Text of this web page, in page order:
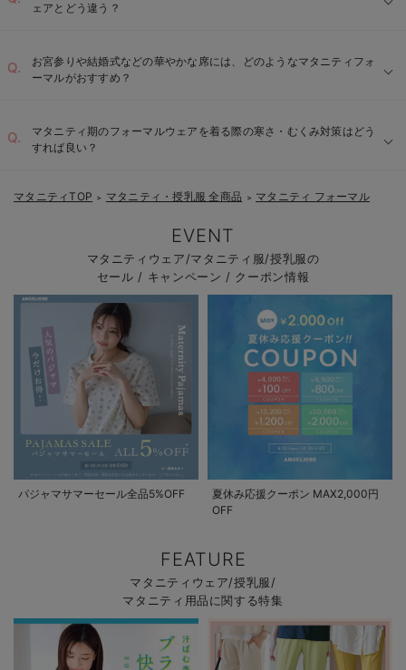
ェアとどう違う？
動きやすいボトムス：
お宮参りや結婚式などの華やかな席には、どのようなマタニティフォ
ーマルがおすすめ？
マタニティ期のフォーマルウェアを着る際の寒さ・むくみ対策はどう
すれば良い？
マタニティTOP ＞ マタニティ・授乳服 全商品 ＞ マタニティ フォーマル
EVENT
マタニティウェア/マタニティ服/授乳服の
セール / キャンペーン / クーポン情報
パジャマサマーセール全品5%OFF
夏休み応援クーポン MAX2,000円
OFF
FEATURE
マタニティウェア/授乳服/
マタニティ用品に関する特集